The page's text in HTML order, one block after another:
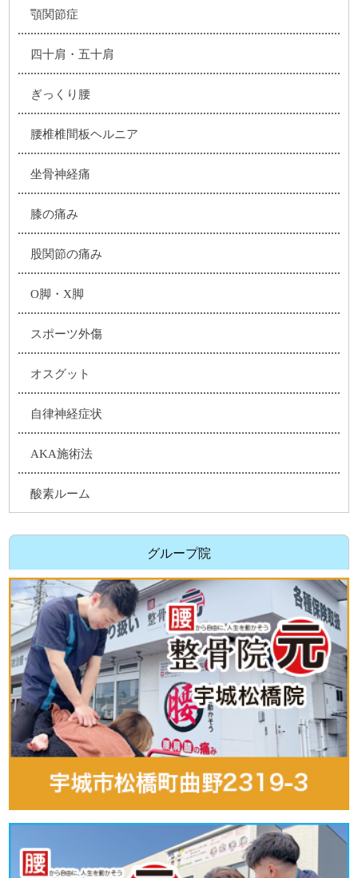
顎関節症
四十肩・五十肩
ぎっくり腰
腰椎椎間板ヘルニア
坐骨神経痛
膝の痛み
股関節の痛み
O脚・X脚
スポーツ外傷
オスグット
自律神経症状
AKA施術法
酸素ルーム
グループ院